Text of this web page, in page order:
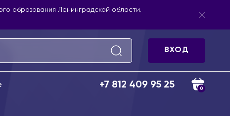
образования Ленинградской области.
ВХОД
+7 812 409 95 25 0